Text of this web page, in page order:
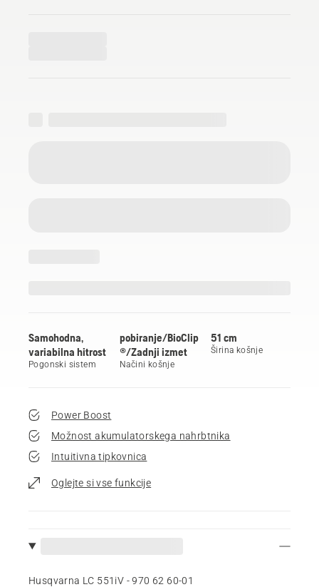
Samohodna,
variabilna hitrost
Pogonski sistem
pobiranje/BioClip
®/Zadnji izmet
Načini košnje
51 cm
Širina košnje
Power Boost
Možnost akumulatorskega nahrbtnika
Intuitivna tipkovnica
Oglejte si vse funkcije
Husqvarna LC 551iV - 970 62 60‑01